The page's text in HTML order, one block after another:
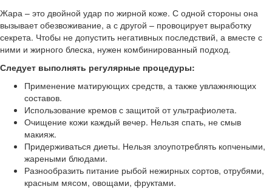
Жара – это двойной удар по жирной коже. С одной стороны она
вызывает обезвоживание, а с другой – провоцирует выработку
секрета. Чтобы не допустить негативных последствий, а вместе с
ними и жирного блеска, нужен комбинированный подход.
Следует выполнять регулярные процедуры:
Применение матирующих средств, а также увлажняющих
составов.
Использование кремов с защитой от ультрафиолета.
Очищение кожи каждый вечер. Нельзя спать, не смыв
макияж.
Придерживаться диеты. Нельзя злоупотреблять копчеными,
жареными блюдами.
Разнообразить питание рыбой нежирных сортов, отрубями,
красным мясом, овощами, фруктами.